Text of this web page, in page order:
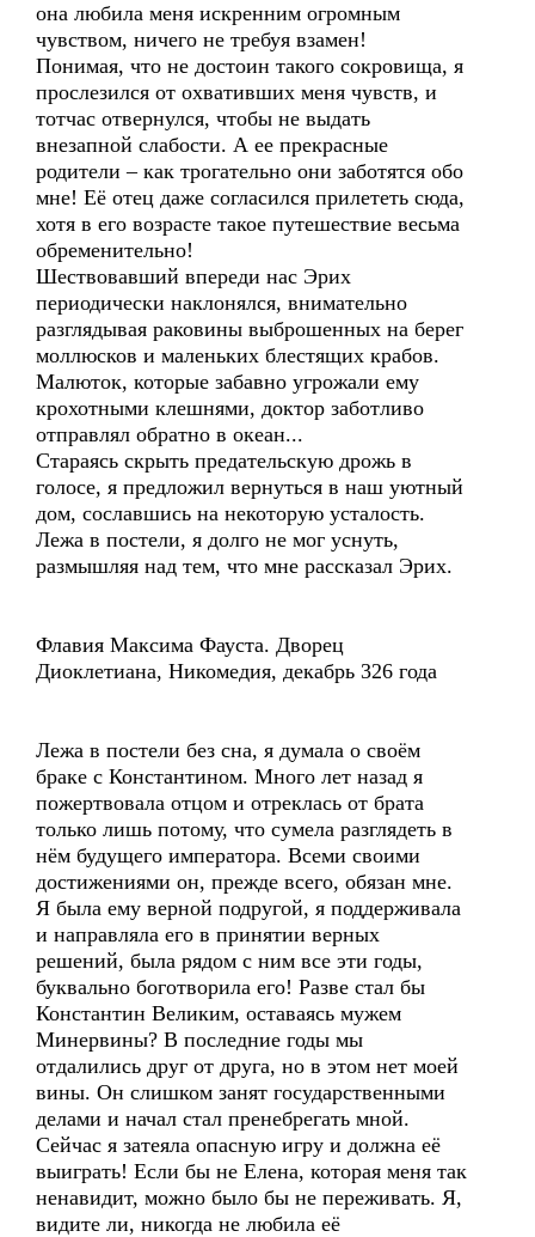
она любила меня искренним огромным
чувством, ничего не требуя взамен!
Понимая, что не достоин такого сокровища, я
прослезился от охвативших меня чувств, и
тотчас отвернулся, чтобы не выдать
внезапной слабости. А ее прекрасные
родители – как трогательно они заботятся обо
мне! Её отец даже согласился прилететь сюда,
хотя в его возрасте такое путешествие весьма
обременительно!
Шествовавший впереди нас Эрих
периодически наклонялся, внимательно
разглядывая раковины выброшенных на берег
моллюсков и маленьких блестящих крабов.
Малюток, которые забавно угрожали ему
крохотными клешнями, доктор заботливо
отправлял обратно в океан...
Стараясь скрыть предательскую дрожь в
голосе, я предложил вернуться в наш уютный
дом, сославшись на некоторую усталость.
Лежа в постели, я долго не мог уснуть,
размышляя над тем, что мне рассказал Эрих.
Флавия Максима Фауста. Дворец
Диоклетиана, Никомедия, декабрь 326 года
Лежа в постели без сна, я думала о своём
браке с Константином. Много лет назад я
пожертвовала отцом и отреклась от брата
только лишь потому, что сумела разглядеть в
нём будущего императора. Всеми своими
достижениями он, прежде всего, обязан мне.
Я была ему верной подругой, я поддерживала
и направляла его в принятии верных
решений, была рядом с ним все эти годы,
буквально боготворила его! Разве стал бы
Константин Великим, оставаясь мужем
Минервины? В последние годы мы
отдалились друг от друга, но в этом нет моей
вины. Он слишком занят государственными
делами и начал стал пренебрегать мной.
Сейчас я затеяла опасную игру и должна её
выиграть! Если бы не Елена, которая меня так
ненавидит, можно было бы не переживать. Я,
видите ли, никогда не любила её